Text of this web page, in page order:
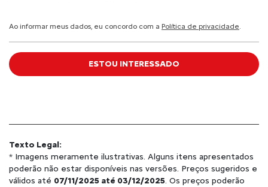
Ao informar meus dados, eu concordo com a Política de privacidade.
ESTOU INTERESSADO
Texto Legal:
* Imagens meramente ilustrativas. Alguns itens apresentados
poderão não estar disponíveis nas versões. Preços sugeridos e
válidos até 07/11/2025 até 03/12/2025. Os preços poderão